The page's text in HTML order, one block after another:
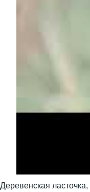
Деревенская